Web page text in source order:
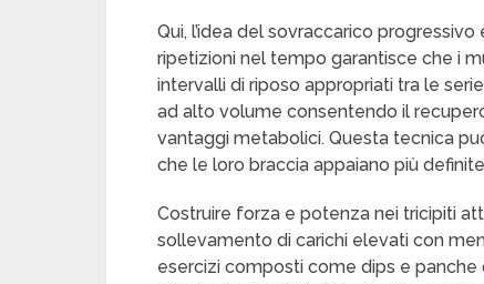
Qui, l’idea del sovraccarico
ripetizioni nel tempo garantisce che i
intervalli di riposo appropriati tra le
ad alto volume consentendo il
vantaggi metabolici. Questa tecnica
che le loro braccia appaiano più
Costruire forza e potenza nei tricipiti
sollevamento di carichi elevati con
esercizi composti come dips e